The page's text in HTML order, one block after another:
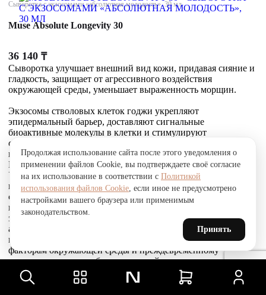
Сыворотка с экзосомами «абсолютная молодость», 30 мл
Muse Absolute Longevity 30
36 140 ₸
Сыворотка улучшает внешний вид кожи, придавая сияние и
гладкость, защищает от агрессивного воздействия
окружающей среды, уменьшает выраженность морщин.
Экзосомы стволовых клеток годжи укрепляют
эпидермальный барьер, доставляют сигнальные
биоактивные молекулы в клетки и стимулируют
собственное выделение экзосом кожей. Это усиливает
выработку коллагена, эластина и гликозаминогликанов.
Комплекс Telosense Active продлевает жизнь клеток.
Укрепляющий пептид восстанавливает и усиливает связи
между фибробластами и внеклеточным матриксом,
стимулирует выработку коллагена I и VI типов, обеспечивая
прочное соединение эпидермиса и дермы, что приводит к
заметному сокращению морщин. Стволовые клетки
альпийской розы защищают, поддерживают и
восстанавливают устойчивость кожи к агрессивным
факторам окружающей среды и преждевременному
старению, улучшают барьерные свойства.
Товар был добавлен
В СРАВНЕНИЕ
Продолжая использование сайта после этого уведомления о
применении файлов Cookie, вы подтверждаете своё согласие
на их использование в соответствии с Политикой
использования файлов Cookie, если иное не предусмотрено
настройками вашего браузера или применимым
законодательством.
Принять